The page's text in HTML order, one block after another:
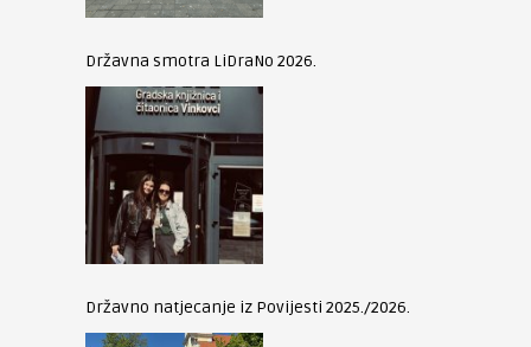
Državna smotra LiDraNo 2026.
Državno natjecanje iz Povijesti 2025./2026.